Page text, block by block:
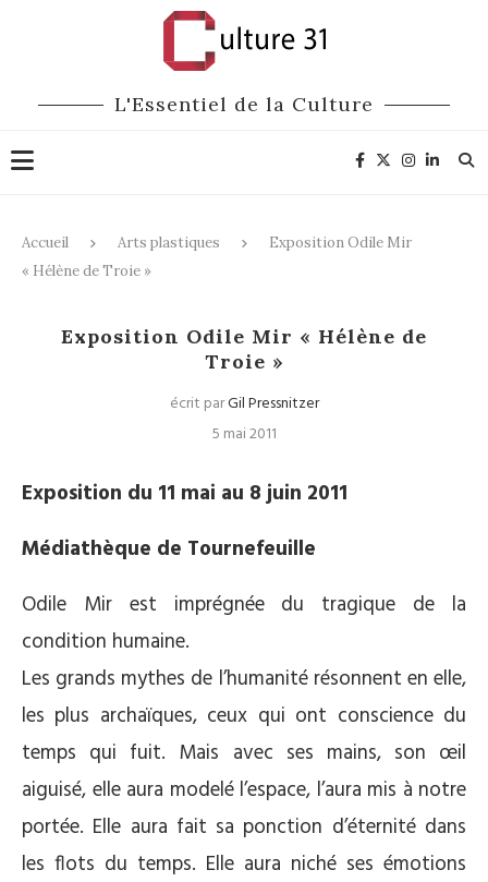
L'Essentiel de la Culture
Accueil Arts plastiques
Exposition Odile Mir
« Hélène de Troie »
Exposition Odile Mir « Hélène de
Troie »
écrit parGil Pressnitzer
5 mai 2011
Exposition du 11 mai au 8 juin 2011
Médiathèque de Tournefeuille
Odile Mir est imprégnée du tragique de la
condition humaine.
Les grands mythes de l’humanité résonnent en elle,
les plus archaïques, ceux qui ont conscience du
temps qui fuit. Mais avec ses mains, son œil
aiguisé, elle aura modelé l’espace, l’aura mis à notre
portée. Elle aura fait sa ponction d’éternité dans
les flots du temps. Elle aura niché ses émotions